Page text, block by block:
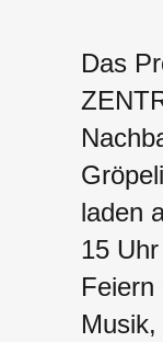
Das
laden
15